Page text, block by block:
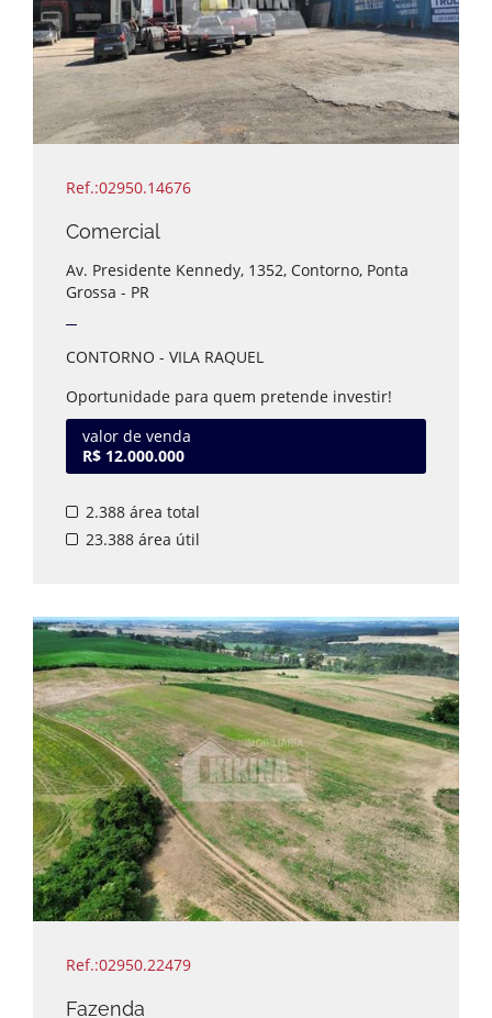
Ref.:02950.14676
Comercial
Av. Presidente Kennedy, 1352, Contorno, Ponta
Grossa - PR
CONTORNO - VILA RAQUEL
Oportunidade para quem pretende investir!
Excelente barracão, de frente para BR-376, com
terreno com aproximadamente 2.338m².
Valor sujeito a alteração.
Disponível para visita.
valor de venda
R$ 12.000.000
2.388 área total
23.388 área útil
Ref.:02950.22479
Fazenda